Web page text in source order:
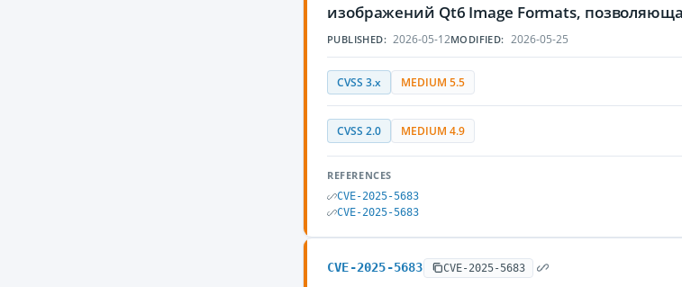
изображений Qt6 Image Formats,
PUBLISHED: 2026-05-12MODIFIED: 2026-05-25
CVSS 3.x MEDIUM 5.5
CVSS 2.0 MEDIUM 4.9
REFERENCES
CVE-2025-5683
CVE-2025-5683
CVE-2025-5683 CVE-2025-5683